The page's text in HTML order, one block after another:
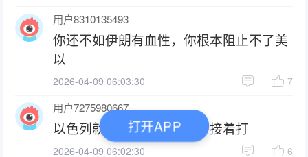
用户8310135493
你还不如伊朗有血性，你根本阻止不了美
以
2026-04-09 06:03:30 7
用户7275980667
以色列就是想激怒伊朗动手接着打
2026-04-09 06:02:30 6
打开APP